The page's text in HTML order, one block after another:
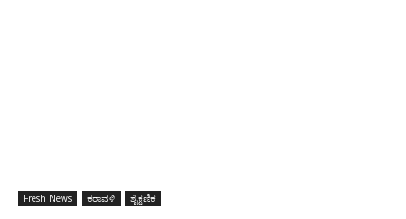
Fresh News ಕರಾವಳಿ ಶೈಕ್ಷಣಿಕ